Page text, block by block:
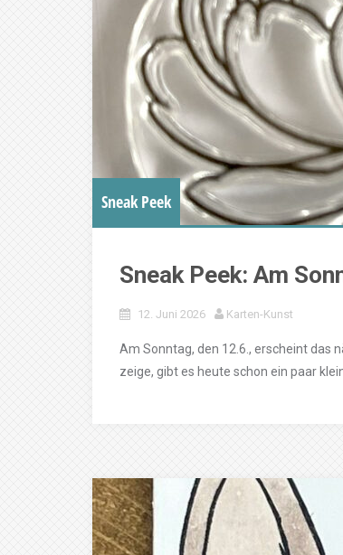
Sneak Peek
Sneak Peek: Am
12. Juni 2026 Karten-Kunst
Am Sonntag, den 12.6., erscheint das
zeige, gibt es heute schon ein paar